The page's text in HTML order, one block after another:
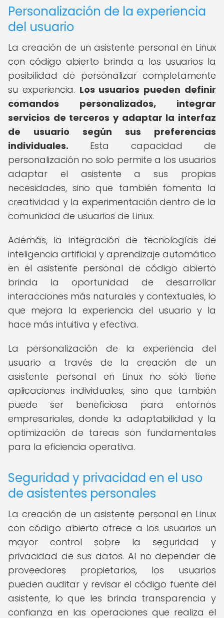
Personalización de la experiencia
del usuario
La creación de un asistente personal en Linux
con código abierto brinda a los usuarios la
posibilidad de personalizar completamente
su experiencia. Los usuarios pueden definir
comandos personalizados, integrar
servicios de terceros y adaptar la interfaz
de usuario según sus preferencias
individuales. Esta capacidad de
personalización no solo permite a los usuarios
adaptar el asistente a sus propias
necesidades, sino que también fomenta la
creatividad y la experimentación dentro de la
comunidad de usuarios de Linux.
Además, la integración de tecnologías de
inteligencia artificial y aprendizaje automático
en el asistente personal de código abierto
brinda la oportunidad de desarrollar
interacciones más naturales y contextuales, lo
que mejora la experiencia del usuario y la
hace más intuitiva y efectiva.
La personalización de la experiencia del
usuario a través de la creación de un
asistente personal en Linux no solo tiene
aplicaciones individuales, sino que también
puede ser beneficiosa para entornos
empresariales, donde la adaptabilidad y la
optimización de tareas son fundamentales
para la eficiencia operativa.
Seguridad y privacidad en el uso
de asistentes personales
La creación de un asistente personal en Linux
con código abierto ofrece a los usuarios un
mayor control sobre la seguridad y
privacidad de sus datos. Al no depender de
proveedores propietarios, los usuarios
pueden auditar y revisar el código fuente del
asistente, lo que les brinda transparencia y
confianza en las operaciones que realiza el